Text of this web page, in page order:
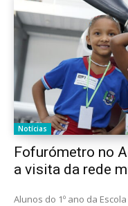
Notícias
Fofurómetro no
a visita da rede
Alunos do 1º ano da